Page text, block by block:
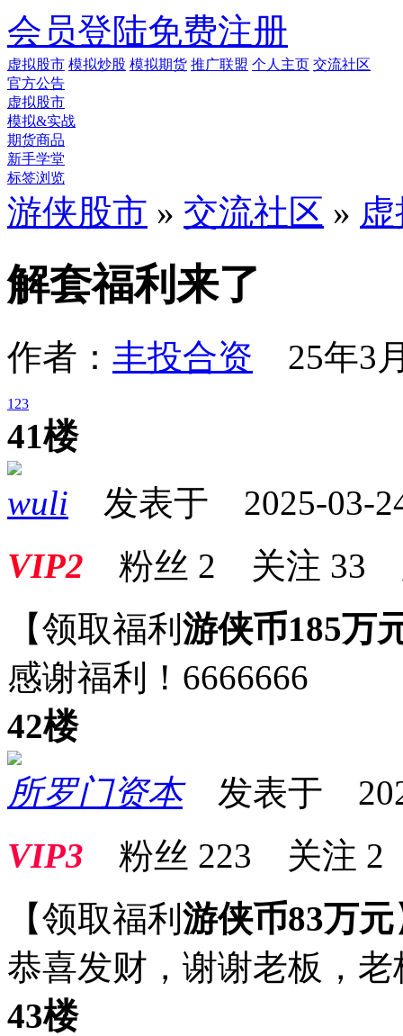
会员登陆免费注册
虚拟股市 模拟炒股 模拟期货 推广联盟 个人主页 交流社区
官方公告
虚拟股市
模拟&实战
期货商品
新手学堂
标签浏览
游侠股市 » 交流社区 »
解套福利来了
作者： 丰投合资 25年3
1 23
41楼
wuli 发表于 2025-03-
VIP2 粉丝 2 关注 33
【领取福利 游侠币185万
感谢福利！6666666
42楼
所罗门资本发表于
VIP3 粉丝 223 关注 2
【领取福利 游侠币83万元
恭喜发财，谢谢老
43楼